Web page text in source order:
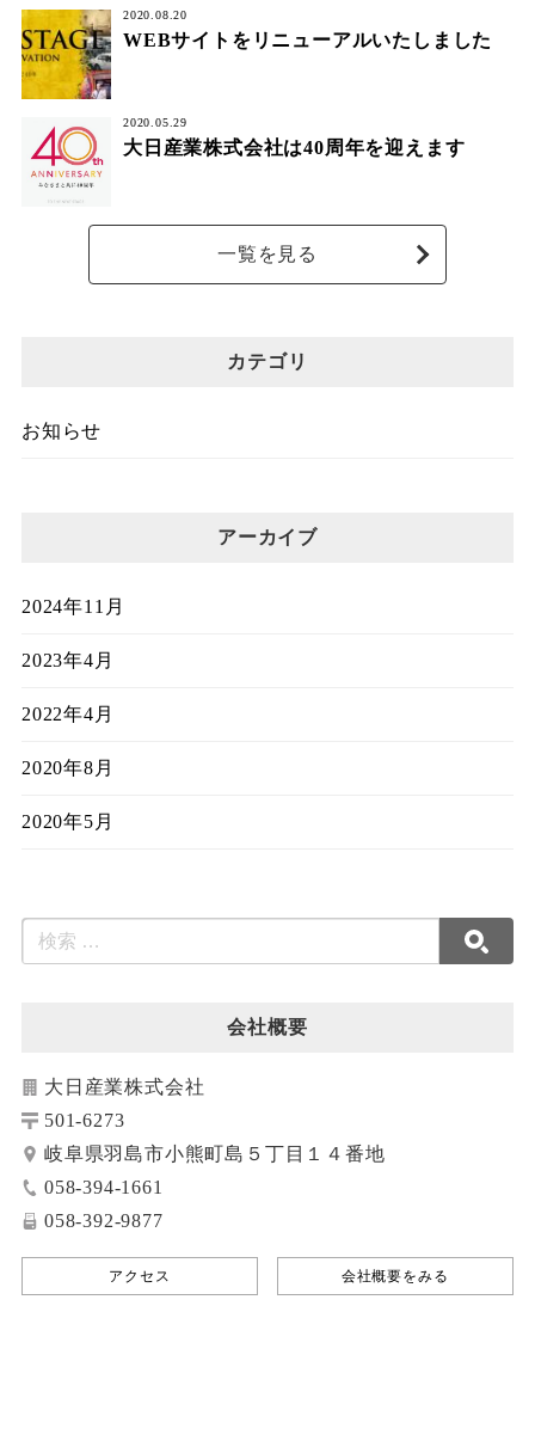
2020.08.20
WEBサイトをリニューアルいたしました
2020.05.29
大日産業株式会社は40周年を迎えます
一覧を見る
カテゴリ
お知らせ
アーカイブ
2024年11月
2023年4月
2022年4月
2020年8月
2020年5月
会社概要
大日産業株式会社
501-6273
岐阜県羽島市小熊町島５丁目１４番地
058-394-1661
058-392-9877
アクセス 会社概要をみる